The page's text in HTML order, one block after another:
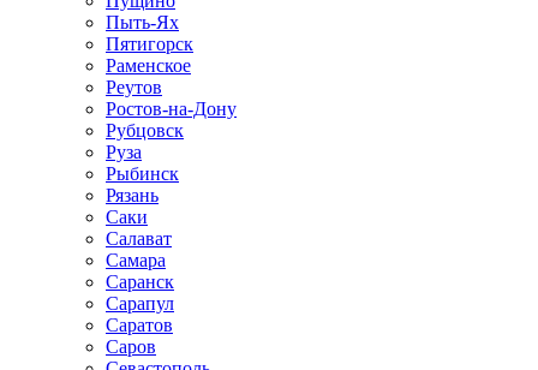
Пыть-Ях
Пятигорск
Раменское
Реутов
Ростов-на-Дону
Рубцовск
Руза
Рыбинск
Рязань
Саки
Салават
Самара
Саранск
Сарапул
Саратов
Саров